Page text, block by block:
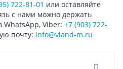
722-81-01 или оставляйте
с нами можно держать
WhatsApp, Viber: +7 (903) 722-
почту: info@vland-m.ru